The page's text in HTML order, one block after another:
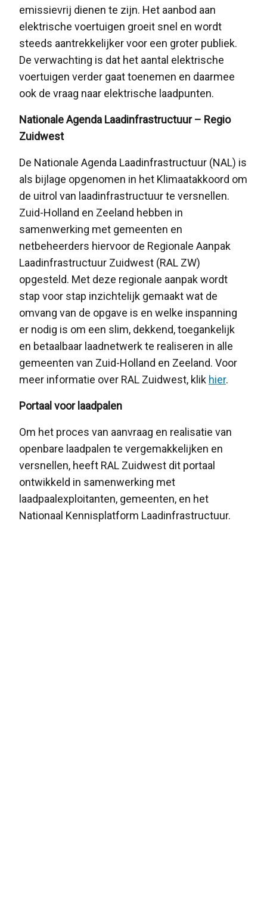
emissievrij dienen te zijn. Het aanbod aan
elektrische voertuigen groeit snel en wordt
steeds aantrekkelijker voor een groter publiek.
De verwachting is dat het aantal elektrische
voertuigen verder gaat toenemen en daarmee
ook de vraag naar elektrische laadpunten.
Nationale Agenda Laadinfrastructuur – Regio
Zuidwest
De Nationale Agenda Laadinfrastructuur (NAL) is
als bijlage opgenomen in het Klimaatakkoord om
de uitrol van laadinfrastructuur te versnellen.
Zuid-Holland en Zeeland hebben in
samenwerking met gemeenten en
netbeheerders hiervoor de Regionale Aanpak
Laadinfrastructuur Zuidwest (RAL ZW)
opgesteld. Met deze regionale aanpak wordt
stap voor stap inzichtelijk gemaakt wat de
omvang van de opgave is en welke inspanning
er nodig is om een slim, dekkend, toegankelijk
en betaalbaar laadnetwerk te realiseren in alle
gemeenten van Zuid-Holland en Zeeland. Voor
meer informatie over RAL Zuidwest, klik hier.
Portaal voor laadpalen
Om het proces van aanvraag en realisatie van
openbare laadpalen te vergemakkelijken en
versnellen, heeft RAL Zuidwest dit portaal
ontwikkeld in samenwerking met
laadpaalexploitanten, gemeenten, en het
Nationaal Kennisplatform Laadinfrastructuur.